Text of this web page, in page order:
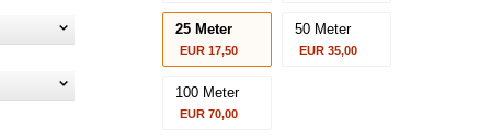
25 Meter
EUR 17,50
50 Meter
EUR 35,00
100 Meter
EUR 70,00